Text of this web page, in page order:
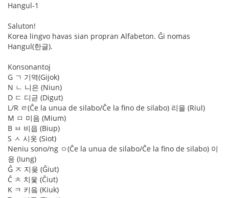
Hangul-1
Saluton!
Korea lingvo havas sian propran Alfabeton. Ĝi nomas
Hangul(한글).
Konsonantoj
G ㄱ 기역(Gijok)
N ㄴ 니은 (Niun)
D ㄷ 디귿 (Digut)
L/R ㄹ(Ĉe la unua de silabo/Ĉe la fino de silabo) 리을 (Riul)
M ㅁ 미음 (Mium)
B ㅂ 비읍 (Biup)
S ㅅ 시옷 (Siot)
Neniu sono/ng ㅇ(Ĉe la unua de silabo/Ĉe la fino de silabo) 이
응 (Iung)
Ĝ ㅈ 지읒 (Ĝiut)
Ĉ ㅊ 치읓 (Ĉiut)
K ㅋ 키읔 (Kiuk)